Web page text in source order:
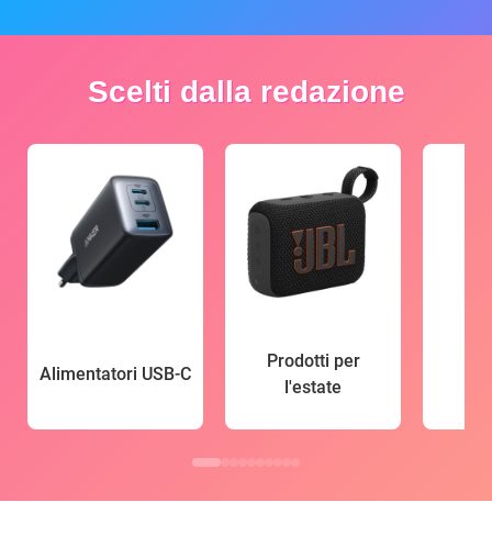
Scelti dalla redazione
Alimentatori USB-C
Prodotti per
l'estate